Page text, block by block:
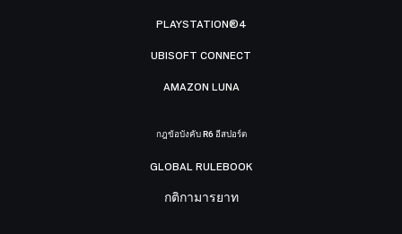
PLAYSTATION®4
UBISOFT CONNECT
AMAZON LUNA
กฎข้อบังคับ R6 อีสปอร์ต
GLOBAL RULEBOOK
กติกามารยาท